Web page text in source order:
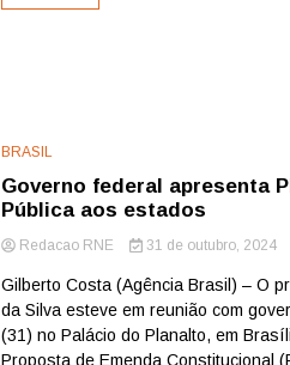
BRASIL
Governo federal apresenta
Pública aos estados
Redacao RNE 31 de outubro, 2024
Gilberto Costa (Agência Brasil) – O
da Silva esteve em reunião com
(31) no Palácio do Planalto, em
Proposta de Emenda Constitucional